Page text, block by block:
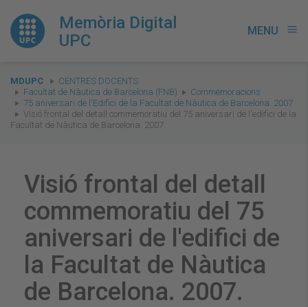
Memòria Digital
UPC
MENU menu
You
are
here:
MDUPC
CENTRES DOCENTS
Facultat de Nàutica de Barcelona (FNB)
Commemoracions
75 aniversari de l'Edifici de la Facultat de Nàutica de Barcelona. 2007
Visió frontal del detall commemoratiu del 75 aniversari de l'edifici de la
Facultat de Nàutica de Barcelona. 2007.
Visió frontal del detall
commemoratiu del 75
aniversari de l'edifici de
la Facultat de Nàutica
de Barcelona. 2007.